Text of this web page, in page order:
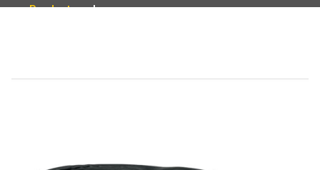
Producto
plasma